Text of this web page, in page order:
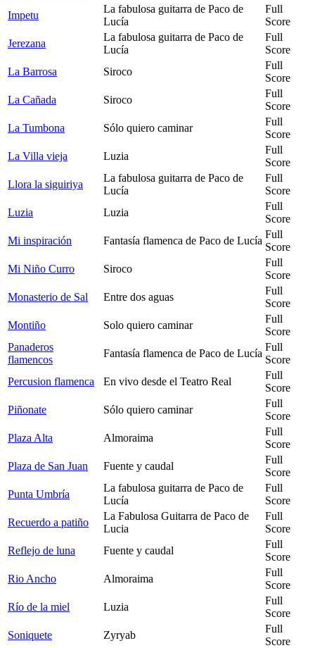
Impetu
La fabulosa guitarra de Paco de
Lucía
Full
Score
Jerezana
La fabulosa guitarra de Paco de
Lucía
Full
Score
La Barrosa
Siroco
Full
Score
La Cañada
Siroco
Full
Score
La Tumbona
Sólo quiero caminar
Full
Score
La Villa vieja
Luzia
Full
Score
Llora la siguiriya
La fabulosa guitarra de Paco de
Lucía
Full
Score
Luzia
Luzia
Full
Score
Mi inspiración
Fantasía flamenca de Paco de Lucía
Full
Score
Mi Niño Curro
Siroco
Full
Score
Monasterio de Sal
Entre dos aguas
Full
Score
Montiño
Solo quiero caminar
Full
Score
Panaderos
flamencos
Fantasía flamenca de Paco de Lucía
Full
Score
Percusion flamenca
En vivo desde el Teatro Real
Full
Score
Piñonate
Sólo quiero caminar
Full
Score
Plaza Alta
Almoraima
Full
Score
Plaza de San Juan
Fuente y caudal
Full
Score
Punta Umbría
La fabulosa guitarra de Paco de
Lucía
Full
Score
Recuerdo a patiño
La Fabulosa Guitarra de Paco de
Lucia
Full
Score
Reflejo de luna
Fuente y caudal
Full
Score
Rio Ancho
Almoraima
Full
Score
Río de la miel
Luzia
Full
Score
Soniquete
Zyryab
Full
Score